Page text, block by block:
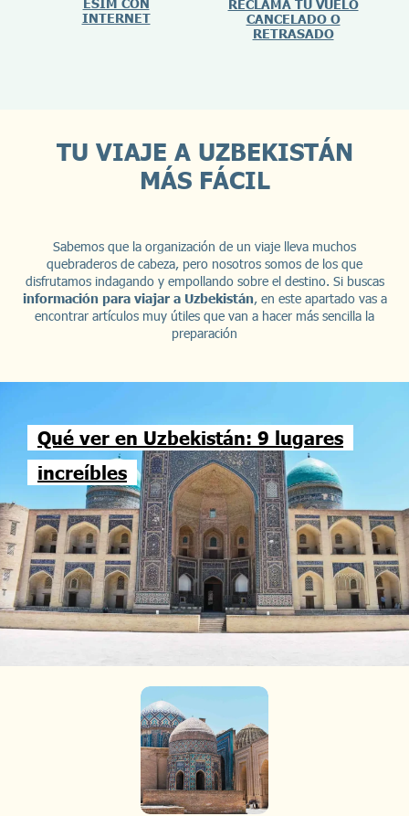
ESIM CON
INTERNET
RECLAMA TU VUELO
CANCELADO O
RETRASADO
TU VIAJE A UZBEKISTÁN
MÁS FÁCIL
Sabemos que la organización de un viaje lleva muchos
quebraderos de cabeza, pero nosotros somos de los que
disfrutamos indagando y empollando sobre el destino. Si buscas
información para viajar a Uzbekistán, en este apartado vas a
encontrar artículos muy útiles que van a hacer más sencilla la
preparación
Qué ver en Uzbekistán: 9 lugares
increíbles